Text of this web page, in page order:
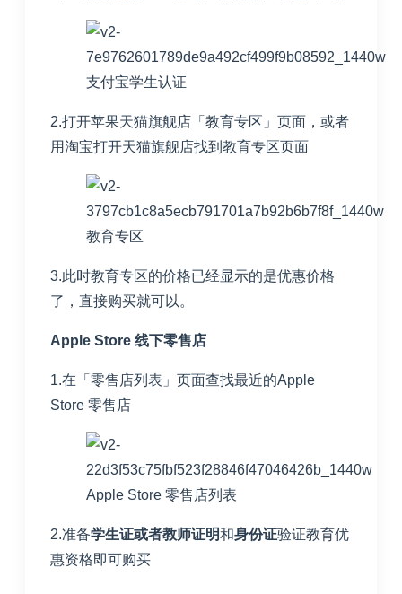
支付宝学生认证
2.打开苹果天猫旗舰店「 教育专区 」页面，或者
用淘宝打开天猫旗舰店找到教育专区页面
教育专区
3.此时教育专区的价格已经显示的是优惠价格
了，直接购买就可以。
Apple Store 线下零售店
1.在「 零售店列表 」页面查找最近的Apple
Store 零售店
Apple Store 零售店列表
2.准备学生证或者教师证明和身份证验证教育优
惠资格即可购买